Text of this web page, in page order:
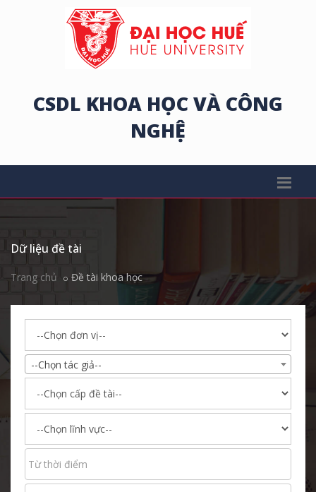
CSDL KHOA HỌC VÀ CÔNG
NGHỆ
Dữ liệu đề tài
Trang chủ Đề tài khoa học
--Chọn tác giả--